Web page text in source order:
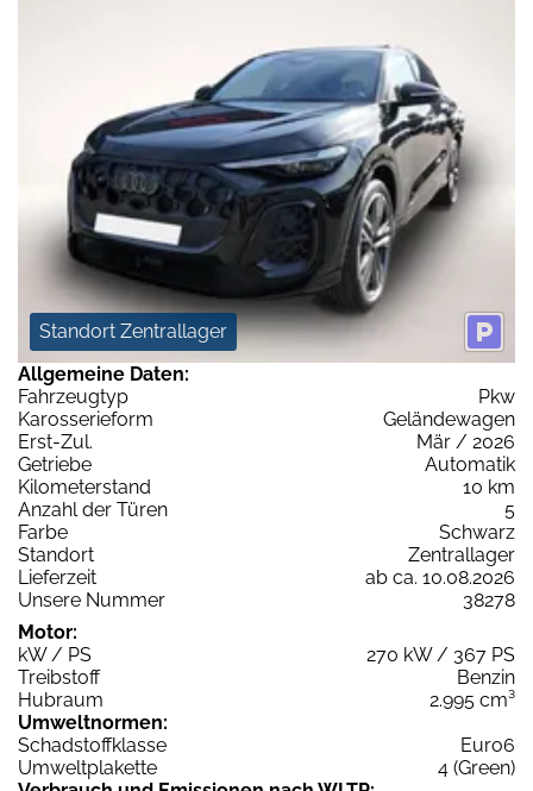
Standort Zentrallager
Allgemeine Daten:
Fahrzeugtyp
Pkw
Karosserieform
Geländewagen
Erst-Zul.
Mär / 2026
Getriebe
Automatik
Kilometerstand
10 km
Anzahl der Türen
5
Farbe
Schwarz
Standort
Zentrallager
Lieferzeit
ab ca. 10.08.2026
Unsere Nummer
38278
Motor:
kW / PS
270 kW / 367 PS
Treibstoff
Benzin
Hubraum
2.995 cm³
Umweltnormen:
Schadstoffklasse
Euro6
Umweltplakette
4 (Green)